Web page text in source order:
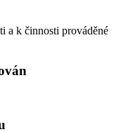
a k činnosti prováděné